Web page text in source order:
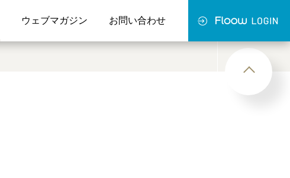
ウェブマガジン お問い合わせ